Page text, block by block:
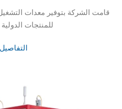
قامت الشركة بتوفير معدات التشغيل
للمنتجات